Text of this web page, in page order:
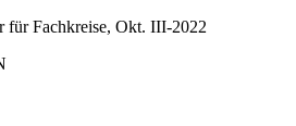
für Fachkreise, Okt. III-2022